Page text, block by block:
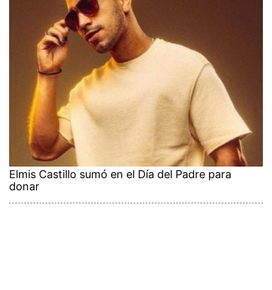
Elmis Castillo sumó en el Día del Padre para
donar